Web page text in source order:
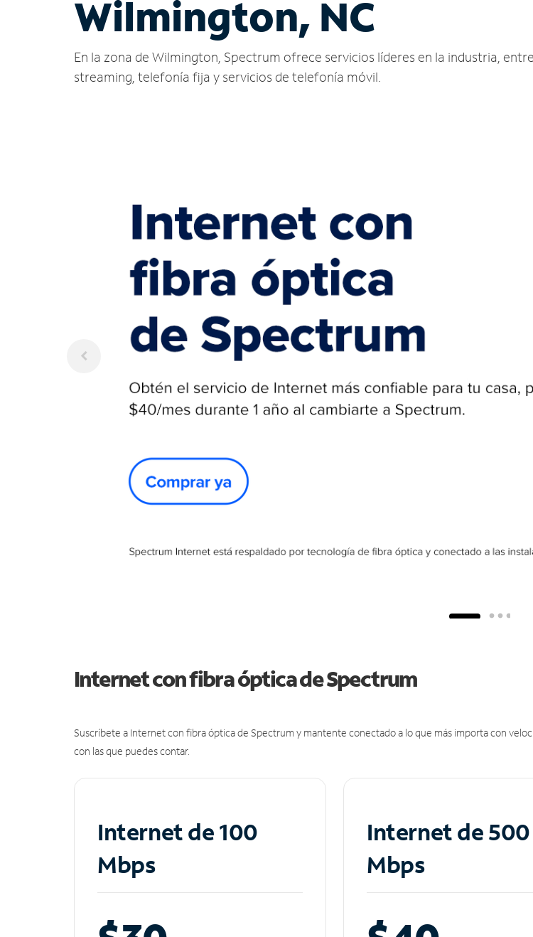
Wilmington, NC
En la zona de Wilmington, Spectrum ofrece servicios líderes en la industria,
streaming, telefonía fija y servicios de telefonía móvil.
Internet con fibra óptica de Spectrum
Suscríbete a Internet con fibra óptica de Spectrum y mantente conectado a lo que más importa con
con las que puedes contar.
Internet de 100
Mbps
Internet de 500
Mbps